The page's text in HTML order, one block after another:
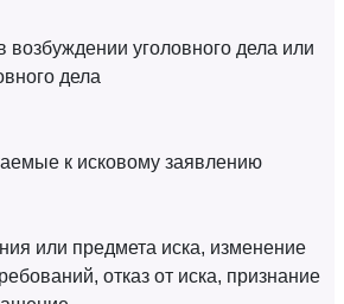
возбуждении уголовного дела или
дела
к исковому заявлению
или предмета иска, изменение
отказ от иска, признание